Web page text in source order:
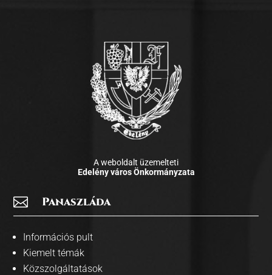
A weboldalt üzemelteti
Edelény város Önkormányzata
 Panaszláda
Információs pult
Kiemelt témák
Közszolgáltatások